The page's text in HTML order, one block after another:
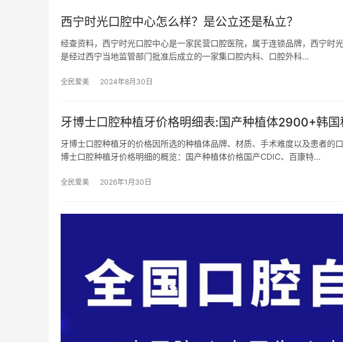
西宁时光口腔中心怎么样？是公立还是私立？
经查资料，西宁时光口腔中心是一家民营口腔医院，属于连锁品牌，西宁
是经过西宁当地监管部门批准后成立的一家集口腔内科、口腔外科…
全民爱美 2024年8月30日
牙博士口腔种植牙价格明细表:国产种植体2900+韩
牙博士口腔种植牙的价格因所选的种植体品牌、材质、手术难度以及患者的
博士口腔种植牙价格明细的概览：国产种植体价格国产CDIC、百康特…
全民爱美 2026年1月30日